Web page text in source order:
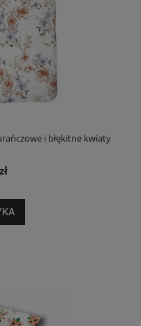
i błękitne kwiaty